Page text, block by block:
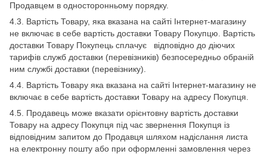
Продавцем в односторонньому порядку.
4.3. Вартість Товару, яка вказана на сайті Інтернет-магазину
не включає в себе вартість доставки Товару Покупцю. Вартість
доставки Товару Покупець сплачує відповідно до діючих
тарифів служб доставки (перевізників) безпосередньо обраній
ним службі доставки (перевізнику).
4.4. Вартість Товару яка вказана на сайті Інтернет-магазину не
включає в себе вартість доставки Товару на адресу Покупця.
4.5. Продавець може вказати орієнтовну вартість доставки
Товару на адресу Покупця під час звернення Покупця із
відповідним запитом до Продавця шляхом надіслання листа
на електронну пошту або при оформленні замовлення через